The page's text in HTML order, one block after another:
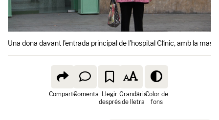
Una dona davant l'entrada principal de l'hospital Clínic, amb la
ComparteComenta Llegir
després
Grandària
de lletra
Color de
fons